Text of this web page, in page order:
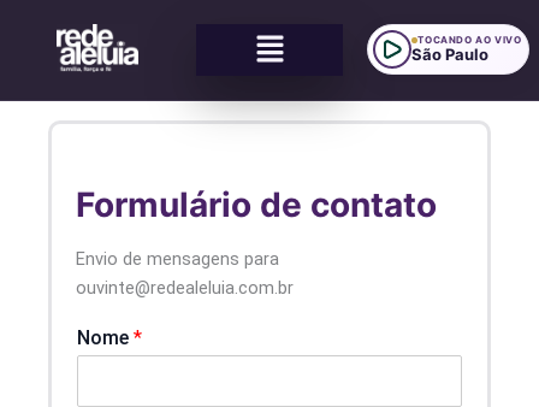
conteúdo
Menu TOCANDO AO VIVO
São Paulo
Formulário de contato
Envio de mensagens para
ouvinte@redealeluia.com.br
Nome *